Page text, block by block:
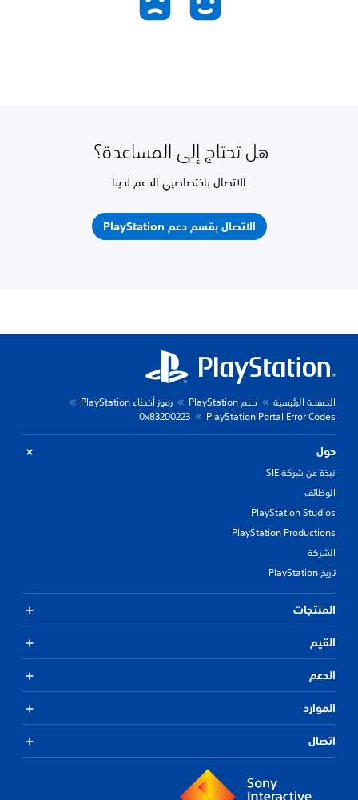
هل تحتاج إلى المساعدة؟
الاتصال باختصاصيي الدعم لدينا
الاتصال بقسم دعم PlayStation
الصفحة الرئيسية دعم PlayStation
رموز أخطاء PlayStation
PlayStation Portal Error Codes
0x83200223
حول
نبذة عن شركة SIE
الوظائف
PlayStation Studios
PlayStation Productions
الشركة
تاريخ PlayStation
المنتجات
القيم
الدعم
الموارد
اتصال